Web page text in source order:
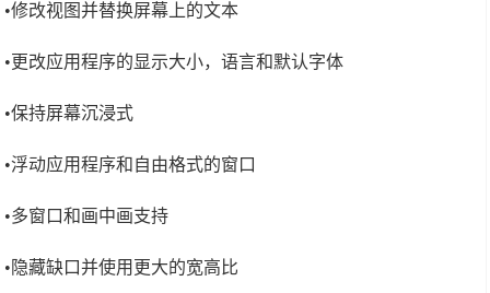
•修改视图并替换屏幕上的文本
•更改应用程序的显示大小，语言和默认字体
•保持屏幕沉浸式
•浮动应用程序和自由格式的窗口
•多窗口和画中画支持
•隐藏缺口并使用更大的宽高比